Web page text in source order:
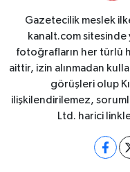
Gazetecilik meslek
kanalt.com sitesinde
fotoğrafların her türlü
aittir, izin alınmadan
görüşleri olup
ilişkilendirilemez,
Ltd. harici